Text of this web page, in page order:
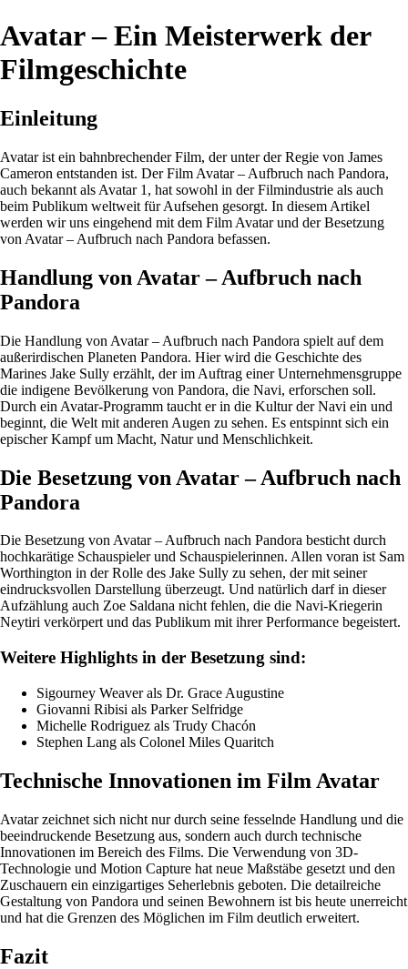
Avatar – Ein Meisterwerk der
Filmgeschichte
Einleitung
Avatar ist ein bahnbrechender Film, der unter der Regie von James
Cameron entstanden ist. Der Film Avatar – Aufbruch nach Pandora,
auch bekannt als Avatar 1, hat sowohl in der Filmindustrie als auch
beim Publikum weltweit für Aufsehen gesorgt. In diesem Artikel
werden wir uns eingehend mit dem Film Avatar und der Besetzung
von Avatar – Aufbruch nach Pandora befassen.
Handlung von Avatar – Aufbruch nach
Pandora
Die Handlung von Avatar – Aufbruch nach Pandora spielt auf dem
außerirdischen Planeten Pandora. Hier wird die Geschichte des
Marines Jake Sully erzählt, der im Auftrag einer Unternehmensgruppe
die indigene Bevölkerung von Pandora, die Navi, erforschen soll.
Durch ein Avatar-Programm taucht er in die Kultur der Navi ein und
beginnt, die Welt mit anderen Augen zu sehen. Es entspinnt sich ein
epischer Kampf um Macht, Natur und Menschlichkeit.
Die Besetzung von Avatar – Aufbruch nach
Pandora
Die Besetzung von Avatar – Aufbruch nach Pandora besticht durch
hochkarätige Schauspieler und Schauspielerinnen. Allen voran ist Sam
Worthington in der Rolle des Jake Sully zu sehen, der mit seiner
eindrucksvollen Darstellung überzeugt. Und natürlich darf in dieser
Aufzählung auch Zoe Saldana nicht fehlen, die die Navi-Kriegerin
Neytiri verkörpert und das Publikum mit ihrer Performance begeistert.
Weitere Highlights in der Besetzung sind:
Sigourney Weaver als Dr. Grace Augustine
Giovanni Ribisi als Parker Selfridge
Michelle Rodriguez als Trudy Chacón
Stephen Lang als Colonel Miles Quaritch
Technische Innovationen im Film Avatar
Avatar zeichnet sich nicht nur durch seine fesselnde Handlung und die
beeindruckende Besetzung aus, sondern auch durch technische
Innovationen im Bereich des Films. Die Verwendung von 3D-
Technologie und Motion Capture hat neue Maßstäbe gesetzt und den
Zuschauern ein einzigartiges Seherlebnis geboten. Die detailreiche
Gestaltung von Pandora und seinen Bewohnern ist bis heute unerreicht
und hat die Grenzen des Möglichen im Film deutlich erweitert.
Fazit